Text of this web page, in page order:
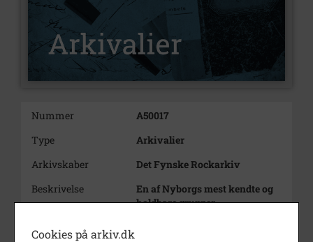
Nummer
A50017
Type
Arkivalier
Arkivskaber
Det Fynske Rockarkiv
Beskrivelse
En af Nyborgs mest kendte og
holdbare grupper
Bemærkning
Cookies på arkiv.dk